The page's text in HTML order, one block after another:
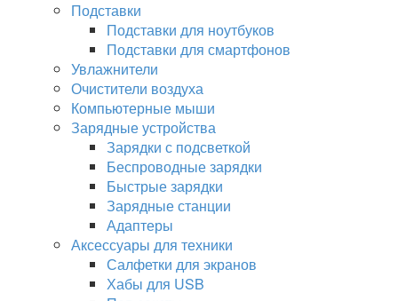
Подставки
Подставки для ноутбуков
Подставки для смартфонов
Увлажнители
Очистители воздуха
Компьютерные мыши
Зарядные устройства
Зарядки с подсветкой
Беспроводные зарядки
Быстрые зарядки
Зарядные станции
Адаптеры
Аксессуары для техники
Салфетки для экранов
Хабы для USB